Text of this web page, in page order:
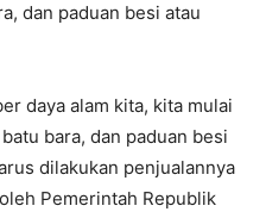
dan paduan besi atau
daya alam kita, kita mulai
bara, dan paduan besi
dilakukan penjualannya
Pemerintah Republik